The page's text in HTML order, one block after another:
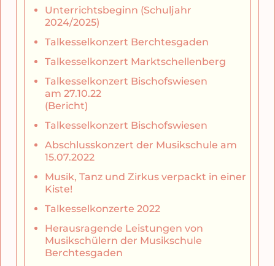
Unterrichtsbeginn (Schuljahr
2024/2025)
Talkesselkonzert Berchtesgaden
Talkesselkonzert Marktschellenberg
Talkesselkonzert Bischofswiesen
am 27.10.22
(Bericht)
Talkesselkonzert Bischofswiesen
Abschlusskonzert der Musikschule am
15.07.2022
Musik, Tanz und Zirkus verpackt in einer
Kiste!
Talkesselkonzerte 2022
Herausragende Leistungen von
Musikschülern der Musikschule
Berchtesgaden